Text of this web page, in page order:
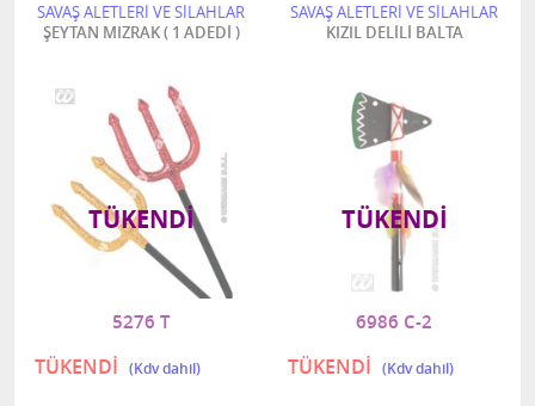
SAVAŞ ALETLERİ VE SİLAHLAR
ŞEYTAN MIZRAK ( 1 ADEDİ )
5276 T
TÜKENDİ
TÜKENDI
SAVAŞ ALETLERİ VE SİLAHLAR
KIZIL DELİLİ BALTA
6986 C-2
TÜKENDİ
TÜKENDI